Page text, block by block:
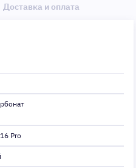
Доставка и оплата
Pro